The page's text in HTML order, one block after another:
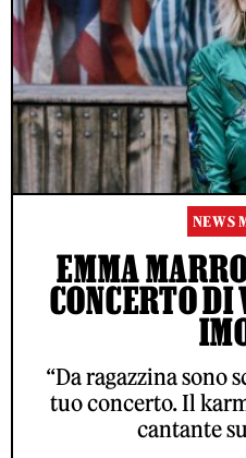
NEWS
EMMA
CONCERTO DI
“Da ragazzina sono
tuo concerto. Il
cantante